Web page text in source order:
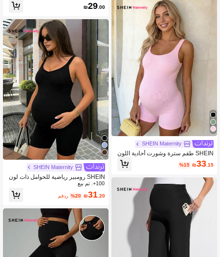
SHEIN Maternity
SHEIN طقم سترة وشورت أحادية اللون
للحوامل
₪33.15
%15
₪29.00
SHEIN Maternity
SHEIN رومبير رياضية للحوامل ذات لون
أحادي مرنة وقابلة للتنفس
100+. تم بيع
₪31.20
%20 مقدر